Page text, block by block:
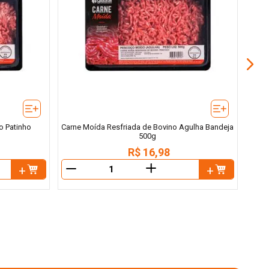
Patinho
Carne Moída Resfriada de Bovino Agulha Bandeja
500g
R$ 16,98
＋